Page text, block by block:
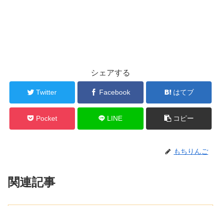
シェアする
Twitter Facebook はてブ
Pocket LINE コピー
もちりんご
関連記事